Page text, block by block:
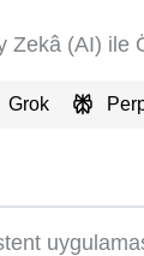
Zekâ (AI) ile
Grok